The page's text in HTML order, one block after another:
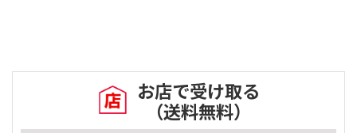
お店で受け取る
（送料無料）